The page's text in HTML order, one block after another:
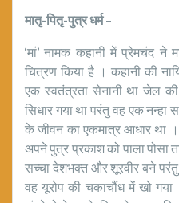
मातृ-पितृ-पुत्र धर्म–
‘मां’ नामक कहानी में प्रेमचंद ने
चित्रण किया है । कहानी की
एक स्वतंत्रता सेनानी था जेल
सिधार गया था परंतु वह एक नन्हा
के जीवन का एकमात्र आधार था
अपने पुत्र प्रकाश को पाला पोसा
सच्चा देशभक्त और शूरवीर बने
वह यूरोप की चकाचौंध में खो